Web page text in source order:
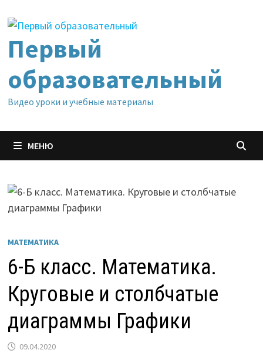
содержимому
Первый
образовательный
Видео уроки и учебные материалы
МЕНЮ
МАТЕМАТИКА
6-Б класс. Математика.
Круговые и столбчатые
диаграммы Графики
09.04.2020